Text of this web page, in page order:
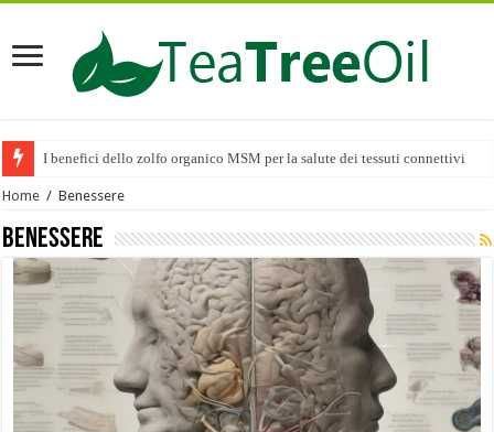
I benefici dello zolfo organico MSM per la salute dei tessuti connettivi
Home / Benessere
Benessere